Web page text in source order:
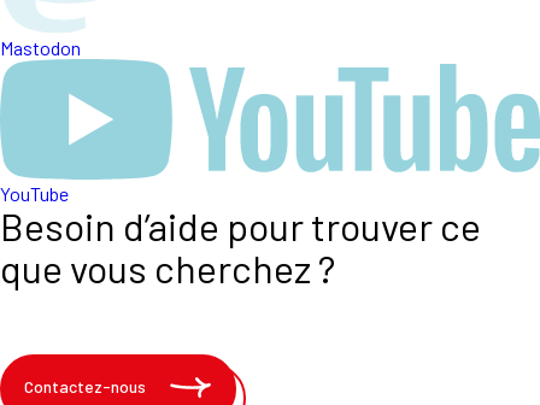
Mastodon
YouTube
Besoin d’aide pour trouver ce
que vous cherchez ?
Contactez-nous